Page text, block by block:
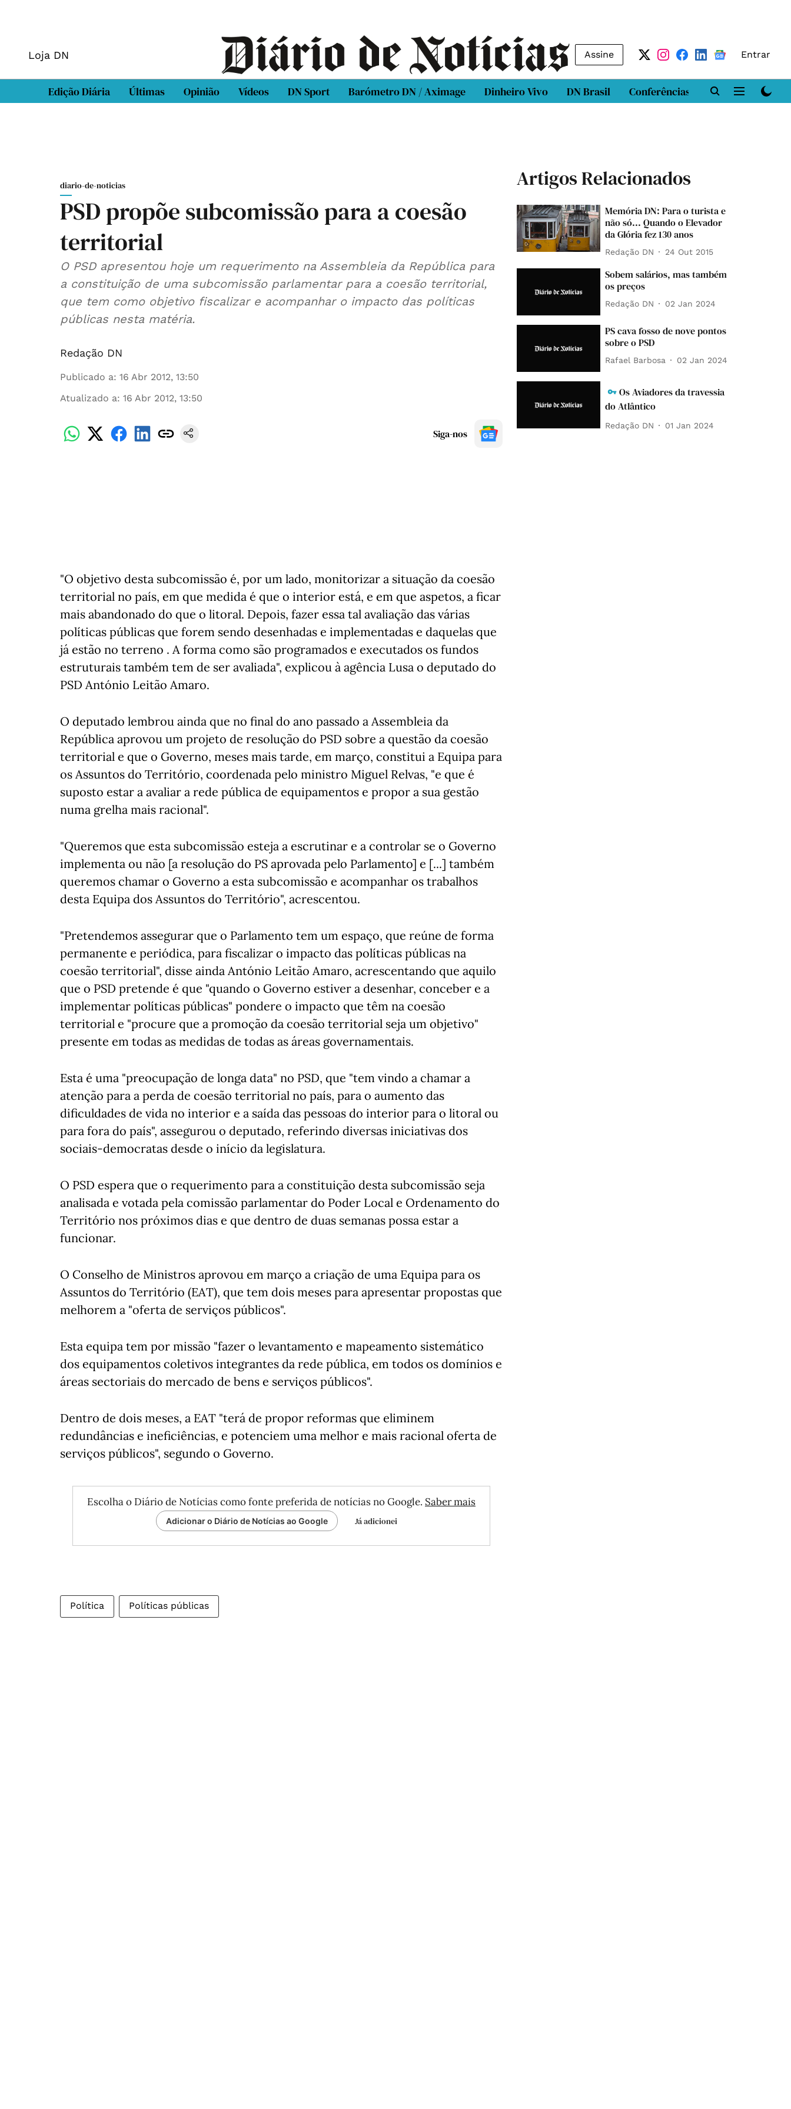
Loja DN Assine Entrar
Edição Diária Últimas Opinião Vídeos DN Sport Barómetro DN / Aximage Dinheiro Vivo DN Brasil Conferências DN LAB
diario-de-noticias
PSD propõe subcomissão para a coesão
territorial
O PSD apresentou hoje um requerimento na Assembleia da República para
a constituição de uma subcomissão parlamentar para a coesão territorial,
que tem como objetivo fiscalizar e acompanhar o impacto das políticas
públicas nesta matéria.
Redação DN
Publicado a: 16 Abr 2012, 13:50
Atualizado a: 16 Abr 2012, 13:50
Siga-nos
"O objetivo desta subcomissão é, por um lado, monitorizar a situação da coesão
territorial no país, em que medida é que o interior está, e em que aspetos, a ficar
mais abandonado do que o litoral. Depois, fazer essa tal avaliação das várias
políticas públicas que forem sendo desenhadas e implementadas e daquelas que
já estão no terreno . A forma como são programados e executados os fundos
estruturais também tem de ser avaliada", explicou à agência Lusa o deputado do
PSD António Leitão Amaro.
O deputado lembrou ainda que no final do ano passado a Assembleia da
República aprovou um projeto de resolução do PSD sobre a questão da coesão
territorial e que o Governo, meses mais tarde, em março, constitui a Equipa para
os Assuntos do Território, coordenada pelo ministro Miguel Relvas, "e que é
suposto estar a avaliar a rede pública de equipamentos e propor a sua gestão
numa grelha mais racional".
"Queremos que esta subcomissão esteja a escrutinar e a controlar se o Governo
implementa ou não [a resolução do PS aprovada pelo Parlamento] e [...] também
queremos chamar o Governo a esta subcomissão e acompanhar os trabalhos
desta Equipa dos Assuntos do Território", acrescentou.
"Pretendemos assegurar que o Parlamento tem um espaço, que reúne de forma
permanente e periódica, para fiscalizar o impacto das políticas públicas na
coesão territorial", disse ainda António Leitão Amaro, acrescentando que aquilo
que o PSD pretende é que "quando o Governo estiver a desenhar, conceber e a
implementar políticas públicas" pondere o impacto que têm na coesão
territorial e "procure que a promoção da coesão territorial seja um objetivo"
presente em todas as medidas de todas as áreas governamentais.
Esta é uma "preocupação de longa data" no PSD, que "tem vindo a chamar a
atenção para a perda de coesão territorial no país, para o aumento das
dificuldades de vida no interior e a saída das pessoas do interior para o litoral ou
para fora do país", assegurou o deputado, referindo diversas iniciativas dos
sociais-democratas desde o início da legislatura.
O PSD espera que o requerimento para a constituição desta subcomissão seja
analisada e votada pela comissão parlamentar do Poder Local e Ordenamento do
Território nos próximos dias e que dentro de duas semanas possa estar a
funcionar.
O Conselho de Ministros aprovou em março a criação de uma Equipa para os
Assuntos do Território (EAT), que tem dois meses para apresentar propostas que
melhorem a "oferta de serviços públicos".
Esta equipa tem por missão "fazer o levantamento e mapeamento sistemático
dos equipamentos coletivos integrantes da rede pública, em todos os domínios e
áreas sectoriais do mercado de bens e serviços públicos".
Dentro de dois meses, a EAT "terá de propor reformas que eliminem
redundâncias e ineficiências, e potenciem uma melhor e mais racional oferta de
serviços públicos", segundo o Governo.
Escolha o Diário de Notícias como fonte preferida de notícias no Google. Saber mais
Adicionar o Diário de Notícias ao Google Já adicionei
Política Políticas públicas
Artigos Relacionados
Memória DN: Para o turista e
não só... Quando o Elevador
da Glória fez 130 anos
Redação DN 24 Out 2015
Sobem salários, mas também
os preços
Redação DN 02 Jan 2024
PS cava fosso de nove pontos
sobre o PSD
Rafael Barbosa 02 Jan 2024
Os Aviadores da travessia
do Atlântico
Redação DN 01 Jan 2024